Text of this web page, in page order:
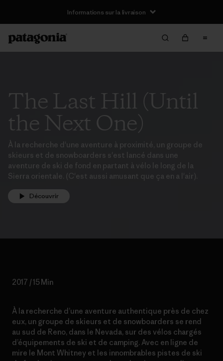
Informations sur la livraison
The Last Hill (Until
the Next One)
À la recherche d'une aventure à proximité, un groupe de
skieurs et de snowboarders s'est lancé dans une
aventure de ski de fond en partant à vélo le long de la
Sierra orientale. (C'est aussi amusant que ça en a l'air).
Découvrir
2017 / 15 Min
À la recherche d’une aventure authentique près de chez
eux, un groupe de skieurs et de snowboarders se rend
au sud de Reno, dans le Nevada, sur des vélos chargés
d’équipements de ski et de camping. Avec en ligne de
mire le Mont Whitney et les innombrables pistes de ski